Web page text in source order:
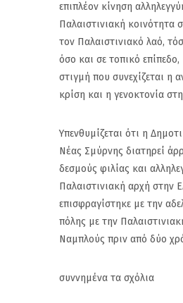
επιπλέον κίνηση
Παλαιστινιακή κοινότητα
τον Παλαιστινιακό λαό,
όσο και σε τοπικό επίπεδο,
στιγμή που συνεχίζεται η
κρίση και η γενοκτονία
Υπενθυμίζεται ότι η
Νέας Σμύρνης διατηρεί
δεσμούς φιλίας και
Παλαιστινιακή αρχή στην
επισφραγίστηκε με την
πόλης με την
Ναμπλούς πριν από δύο
συννημένα τα σχόλια